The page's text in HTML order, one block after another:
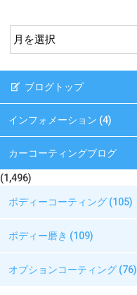
ブログトップ
インフォメーション (4)
カーコーティングブログ
(1,496)
ボディーコーティング (105)
ボディー磨き (109)
オプションコーティング (76)